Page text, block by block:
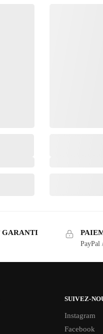
GARANTI
PayPal
SUIVEZ-
Instagram
Facebook